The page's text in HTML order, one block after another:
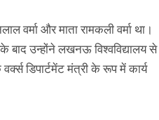
वर्मा और माता रामकली वर्मा था।
बाद उन्होंने लखनऊ विश्वविद्यालय से
डिपार्टमेंट मंत्री के रूप में कार्य